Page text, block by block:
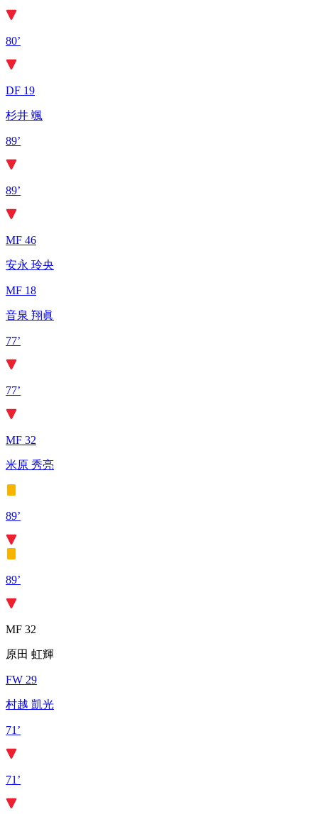
80’
DF 19
杉井 颯
89’
89’
MF 46
安永 玲央
MF 18
音泉 翔眞
77’
77’
MF 32
米原 秀亮
89’
89’
MF 32
原田 虹輝
FW 29
村越 凱光
71’
71’